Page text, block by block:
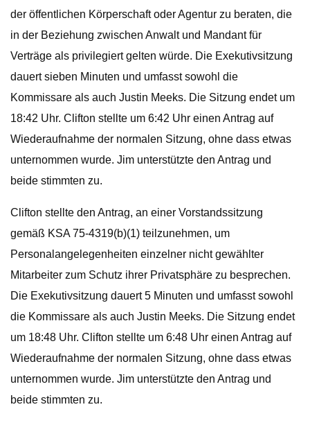
der öffentlichen Körperschaft oder Agentur zu beraten, die
in der Beziehung zwischen Anwalt und Mandant für
Verträge als privilegiert gelten würde. Die Exekutivsitzung
dauert sieben Minuten und umfasst sowohl die
Kommissare als auch Justin Meeks. Die Sitzung endet um
18:42 Uhr. Clifton stellte um 6:42 Uhr einen Antrag auf
Wiederaufnahme der normalen Sitzung, ohne dass etwas
unternommen wurde. Jim unterstützte den Antrag und
beide stimmten zu.
Clifton stellte den Antrag, an einer Vorstandssitzung
gemäß KSA 75-4319(b)(1) teilzunehmen, um
Personalangelegenheiten einzelner nicht gewählter
Mitarbeiter zum Schutz ihrer Privatsphäre zu besprechen.
Die Exekutivsitzung dauert 5 Minuten und umfasst sowohl
die Kommissare als auch Justin Meeks. Die Sitzung endet
um 18:48 Uhr. Clifton stellte um 6:48 Uhr einen Antrag auf
Wiederaufnahme der normalen Sitzung, ohne dass etwas
unternommen wurde. Jim unterstützte den Antrag und
beide stimmten zu.